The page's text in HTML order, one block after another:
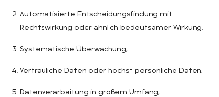
Automatisierte Entscheidungsfindung mit
Rechtswirkung oder ähnlich bedeutsamer Wirkung,
Systematische Überwachung,
Vertrauliche Daten oder höchst persönliche Daten,
Datenverarbeitung in großem Umfang,